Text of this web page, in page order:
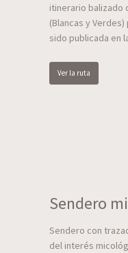
itinerario balizado
(Blancas y
sido publicada en
Ver la ruta
Sendero
Sendero con
del interés